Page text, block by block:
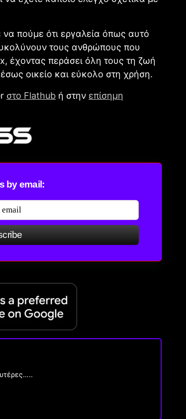
πούμε ότι εργαλεία όπως αυτό
τους ανθρώπους που
έχοντας περάσει όλη τους τη ζωή
οικείο και εύκολο στη χρήση.
στο Flathub ή στην επίσημη
by email: